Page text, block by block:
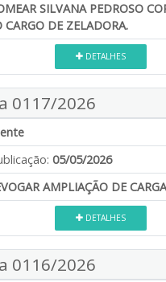
SILVANA PEDROSO
CARGO DE ZELADORA.
DETALHES
0117/2026
05/05/2026
AMPLIAÇÃO DE
DETALHES
0116/2026